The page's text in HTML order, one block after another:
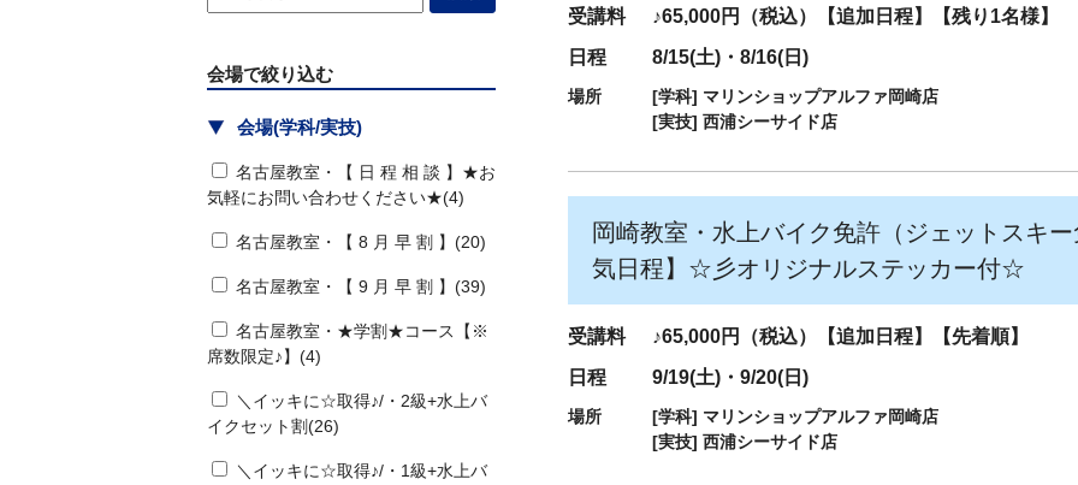
会場で絞り込む
会場(学科/実技)
名古屋教室・【 日 程 相 談 】★お
気軽にお問い合わせください★(4)
名古屋教室・【 8 月 早 割 】(20)
名古屋教室・【 9 月 早 割 】(39)
名古屋教室・★学割★コース【※
席数限定♪】(4)
＼イッキに☆取得♪/・2級+水上バ
イクセット割(26)
＼イッキに☆取得♪/・1級+水上バ
受講料
♪65,000円（税込）【追加日程】【残り1名様】
日程
8/15(土)・8/16(日)
場所 [学科] マリンショップアルファ岡崎店
[実技] 西浦シーサイド店
岡崎教室・水上バイク免許（ジェットスキー
気日程】☆彡オリジナルステッカー付☆
受講料
♪65,000円（税込）【追加日程】【先着順】
日程
9/19(土)・9/20(日)
場所 [学科] マリンショップアルファ岡崎店
[実技] 西浦シーサイド店